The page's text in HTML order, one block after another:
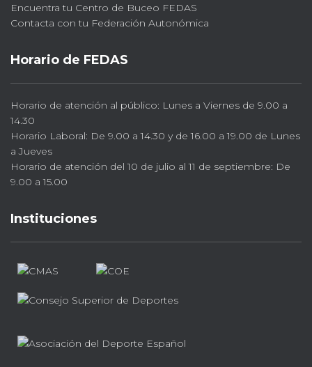
Encuentra tu Centro de Buceo FEDAS
Contacta con tu Federación Autonómica
Horario de FEDAS
Horario de atención al público: Lunes a Viernes de 9.00 a
14.30
Horario Laboral: De 9.00 a 14.30 y de 16.00 a 19.00 de Lunes
a Jueves
Horario de atención del 10 de julio al 11 de septiembre: De
9.00 a 15.00
Instituciones